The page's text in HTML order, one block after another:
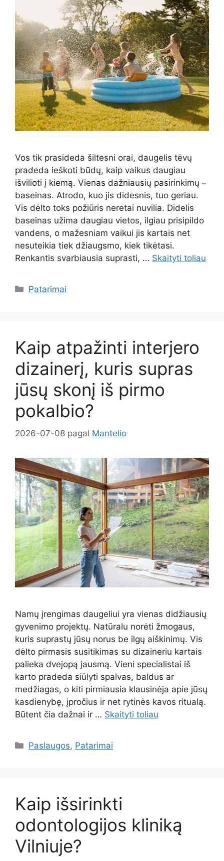
Vos tik prasideda šiltesni orai, daugelis tėvų
pradeda ieškoti būdų, kaip vaikus daugiau
išvilioti į kiemą. Vienas dažniausių pasirinkimų –
baseinas. Atrodo, kuo jis didesnis, tuo geriau.
Vis dėlto toks požiūris neretai nuvilia. Didelis
baseinas užima daugiau vietos, ilgiau prisipildo
vandens, o mažesniam vaikui jis kartais net
nesuteikia tiek džiaugsmo, kiek tikėtasi.
Renkantis svarbiausia suprasti, … Skaityti toliau
Kategorijos
Patarimai
Kaip atpažinti interjero
dizainerį, kuris supras
jūsų skonį iš pirmo
pokalbio?
2026-07-08 pagal Mantelio
Namų įrengimas daugeliui yra vienas didžiausių
gyvenimo projektų. Natūralu norėti žmogaus,
kuris suprastų jūsų norus be ilgų aiškinimų. Vis
dėlto pirmasis susitikimas su dizaineriu kartais
palieka dvejopą jausmą. Vieni specialistai iš
karto pradeda siūlyti spalvas, baldus ar
medžiagas, o kiti pirmiausia klausinėja apie jūsų
kasdienybę, įpročius ir net rytinės kavos ritualą.
Būtent čia dažnai ir … Skaityti toliau
Kategorijos
Paslaugos, Patarimai
Kaip išsirinkti
odontologijos kliniką
Vilniuje?